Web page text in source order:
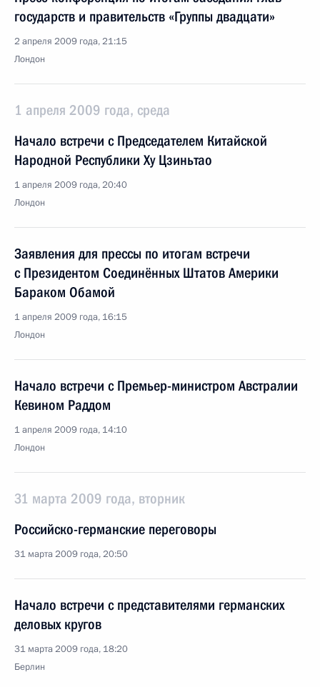
государств и правительств «Группы двадцати»
2 апреля 2009 года, 21:15
Лондон
1 апреля 2009 года, среда
Начало встречи с Председателем Китайской
Народной Республики Ху Цзиньтао
1 апреля 2009 года, 20:40
Лондон
Заявления для прессы по итогам встречи
с Президентом Соединённых Штатов Америки
Бараком Обамой
1 апреля 2009 года, 16:15
Лондон
Начало встречи с Премьер-министром Австралии
Кевином Раддом
1 апреля 2009 года, 14:10
Лондон
31 марта 2009 года, вторник
Российско-германские переговоры
31 марта 2009 года, 20:50
Начало встречи с представителями германских
деловых кругов
31 марта 2009 года, 18:20
Берлин